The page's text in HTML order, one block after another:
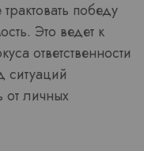
победу
Это ведет к
ответственности
ситуаций
личных